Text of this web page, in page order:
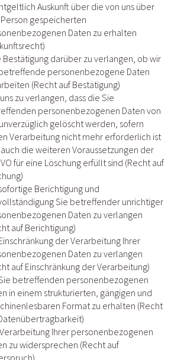
Auskunft über die von uns über
gespeicherten
Daten zu erhalten
Bestätigung darüber zu verlangen, ob wir
personenbezogene Daten
(Recht auf Bestätigung)
zu verlangen, dass die Sie
personenbezogenen Daten von
gelöscht werden, sofern
Verarbeitung nicht mehr erforderlich ist
die weiteren Voraussetzungen der
für eine Löschung erfüllt sind (Recht auf
Berichtigung und
Sie betreffender unrichtiger
Daten zu verlangen
auf Berichtigung)
der Verarbeitung Ihrer
Daten zu verlangen
auf Einschränkung der Verarbeitung)
betreffenden personenbezogenen
in einem strukturierten, gängigen und
Format zu erhalten (Recht
Ihrer personenbezogenen
zu widersprechen (Recht auf